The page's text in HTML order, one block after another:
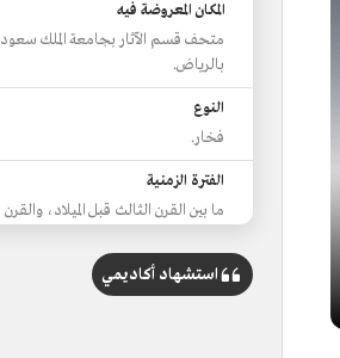
المكان المعروضة فيه
متحف قسم الآثار بجامعة الملك سعود
بالرياض.
النوع
فخار.
الفترة الزمنية
ما بين القرن الثالث قبل الميلاد، والقرن
المكان الذي عُثرت فيه
استشهاد أكاديمي